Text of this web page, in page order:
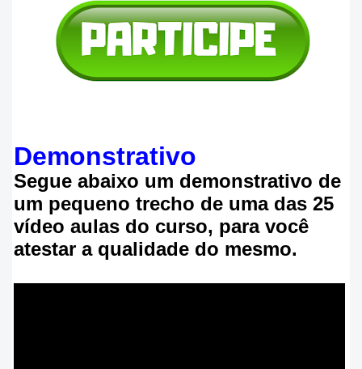
Demonstrativo
Segue abaixo um demonstrativo de
um pequeno trecho de uma das 25
vídeo aulas do curso, para você
atestar a qualidade do mesmo.